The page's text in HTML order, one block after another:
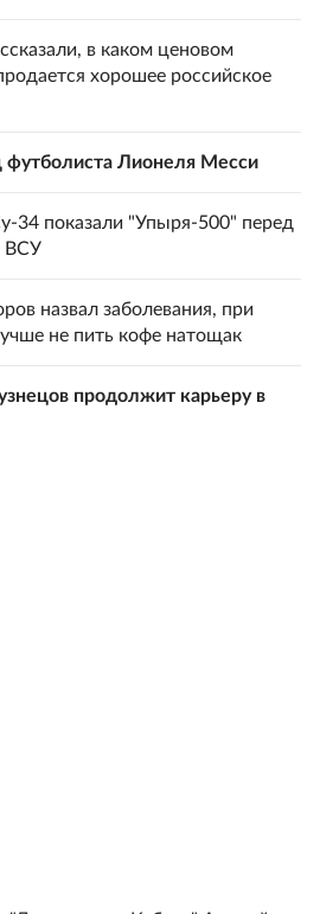
в каком ценовом
хорошее российское
футболиста Лионеля Месси
34 показали "Упыря-500" перед
ВСУ
назвал заболевания, при
не пить кофе натощак
продолжит карьеру в